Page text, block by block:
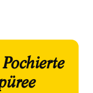
Pochierte